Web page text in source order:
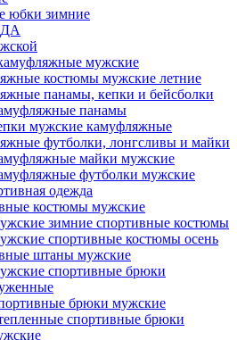
юбки зимние
мужские
костюмы мужские летние
панамы, кепки и бейсболки
панамы
мужские камуфляжные
футболки, лонгсливы и майки
майки мужские
футболки мужские
одежда
костюмы мужские
зимние спортивные костюмы
спортивные костюмы осень
штаны мужские
спортивные брюки
брюки мужские
спортивные брюки